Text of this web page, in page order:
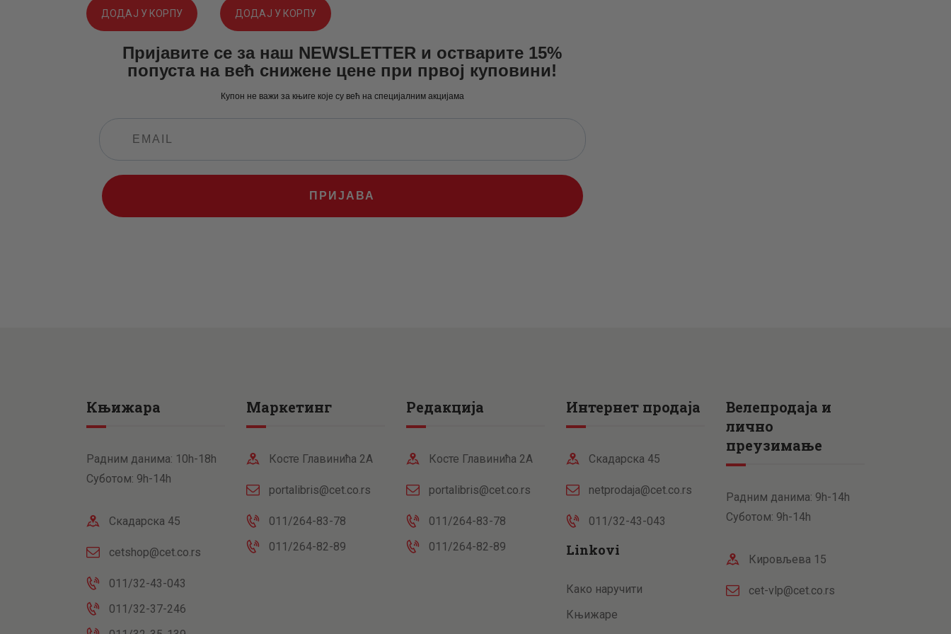
је
била:
рсд.
је:
рсд.
ДОДАЈ У КОРПУ
је
била:
913.
0
је:
690.
0
рсд.
ДОДАЈ У КОРПУ
Пријавите се за наш NEWSLETTER и остварите 15%
попуста на већ снижене цене при првој куповини!
Купон не важи за књиге које су већ на специјалним акцијама
ПРИЈАВА
Књижара
Радним данима: 10h-18h
Суботом: 9h-14h
Скадарска 45
cetshop@cet.co.rs
011/32-43-043
011/32-37-246
Маркетинг
Косте Главинића 2А
portalibris@cet.co.rs
011/264-83-78
011/264-82-89
Редакција
Косте Главинића 2А
portalibris@cet.co.rs
011/264-83-78
011/264-82-89
Интернет продаја
Скадарска 45
netprodaja@cet.co.rs
011/32-43-043
Linkovi
Како наручити
Књижаре
Велепродаја и
лично
преузимање
Радним данима: 9h-14h
Суботом: 9h-14h
Кировљева 15
cet-vlp@cet.co.rs